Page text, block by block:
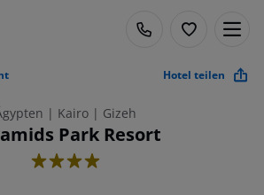
Hotel teilen
| Kairo | Gizeh
Park Resort
4